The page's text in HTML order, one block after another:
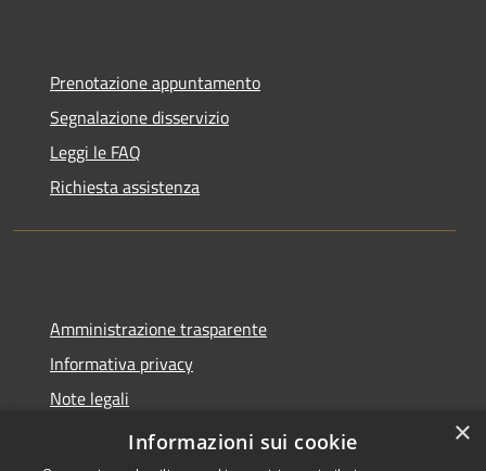
Prenotazione appuntamento
Segnalazione disservizio
Leggi le FAQ
Richiesta assistenza
Amministrazione trasparente
Informativa privacy
Note legali
Dichiarazione di accessibilità
×
Informazioni sui cookie